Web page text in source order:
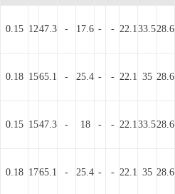
0.15 1247.3 - 17.6 - - 22.133.528.6
0.18 1565.1 - 25.4 - - 22.1 35 28.6
0.15 1547.3 - 18 - - 22.133.528.6
0.18 1765.1 - 25.4 - - 22.1 35 28.6